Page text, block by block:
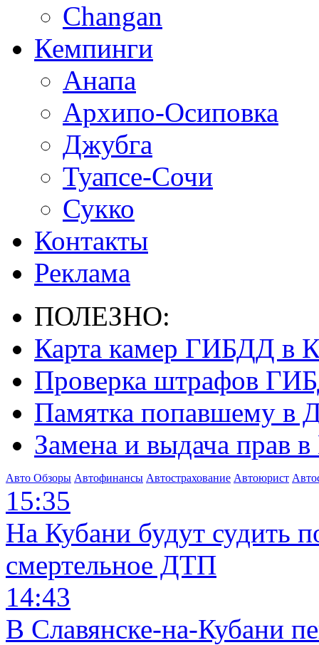
Сhangan
Кемпинги
Анапа
Архипо-Осиповка
Джубга
Туапсе-Сочи
Сукко
Контакты
Реклама
ПОЛЕЗНО:
Карта камер ГИБДД в
Проверка штрафов
Памятка попавшему в
Замена и выдача прав
Авто Обзоры Автофинансы Автострахование Автоюрист
15:35
На Кубани будут судить
смертельное ДТП
14:43
В Славянске-на-Кубани